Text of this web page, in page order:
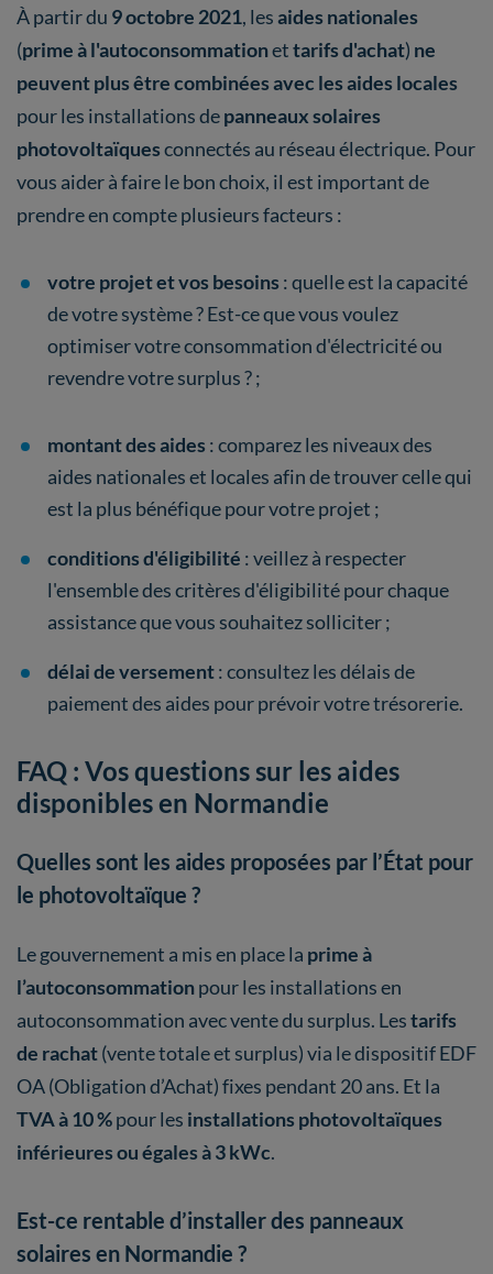
À partir du 9 octobre 2021, lesaides nationales
(prime à l'autoconsommationettarifs d'achat) ne
peuvent plus être combinéesavec les aides locales
pour les installations depanneaux solaires
photovoltaïquesconnectés au réseau électrique. Pour
vous aider à faire le bon choix, il est important de
prendre en compte plusieurs facteurs :
votre projet et vos besoins : quelle est la capacité
de votre système ? Est-ce que vous voulez
optimiser votre consommation d'électricité ou
revendre votre surplus ? ;
montant des aides : comparez les niveaux des
aides nationales et locales afin de trouver celle qui
est la plus bénéfique pour votre projet ;
conditions d'éligibilité : veillez à respecter
l'ensemble des critères d'éligibilité pour chaque
assistance que vous souhaitez solliciter ;
délai de versement: consultez les délais de
paiement des aides pour prévoir votre trésorerie.
FAQ : Vos questions sur les aides
disponibles en Normandie
Quelles sont les aides proposées par l’État pour
le photovoltaïque ?
Le gouvernement a mis en place la prime à
l’autoconsommationpour les installations en
autoconsommation avec vente du surplus. Lestarifs
de rachat(vente totale et surplus) via le dispositif EDF
OA (Obligation d’Achat) fixes pendant 20 ans. Et la
TVA à 10 %pour les installations photovoltaïques
inférieures ou égales à 3 kWc.
Est-ce rentable d’installer des panneaux
solaires en Normandie ?